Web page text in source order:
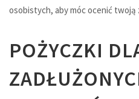
osobistych, aby móc ocenić twoją
POŻYCZKI